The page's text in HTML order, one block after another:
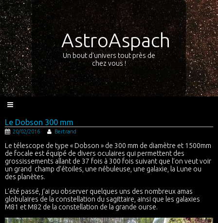
AstroAspach
Un bout d'univers tout près de
chez vous !
Le Dobson 300 mm
20/02/2016 Bertrand
Le télescope de type « Dobson » de 300 mm de diamètre et 1500mm
de focale est équipé de divers oculaires qui permettent des
grossissements allant de 37 fois à 300 fois suivant que l’on veut voir
un grand champ d’étoiles, une nébuleuse, une galaxie, la Lune ou
des planètes.
L’été passé, j’ai pu observer quelques uns des nombreux amas
globulaires de la constellation du sagittaire, ainsi que les galaxies
M81 et M82 de la constellation de la grande ourse.